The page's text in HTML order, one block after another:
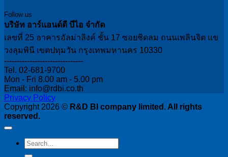
Follow us
บริษัท อาร์แอนด์ดี บีไอ จำกัด
เลขที่ 25 อาคารอัลม่าลิงค์ ชั้น 17 ซอยชิดลม ถนนเพลินจิต แข
วงลุมพินี เขตปทุมวัน กรุงเทพมหานคร 10330
-------------------------------
Tel. 02-681-9700
Mon - Fri 8.00 am - 5.00 pm
Email: info@rdbi.co.th
Privacy Policy
Copyright 2026 © R&D BI company limited. All rights
reserved.